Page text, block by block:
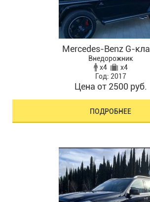
Mercedes-Benz G-
Внедорожник
x4
x4
Год: 2017
Цена от 2500 руб.
ПОДРОБНЕЕ